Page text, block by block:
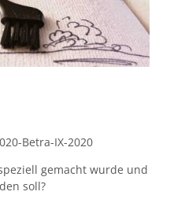
Betra-IX-2020
gemacht wurde und
soll?